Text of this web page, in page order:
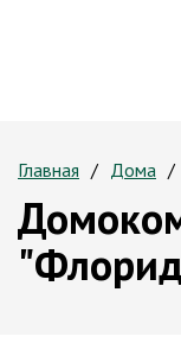
Главная Дома